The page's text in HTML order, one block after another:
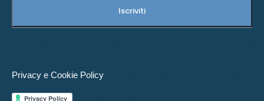
Privacy e Cookie Policy